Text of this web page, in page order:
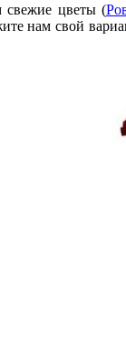
свежие цветы (
нам свой